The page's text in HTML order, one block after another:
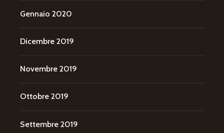
Gennaio 2020
Dicembre 2019
Novembre 2019
Ottobre 2019
Settembre 2019